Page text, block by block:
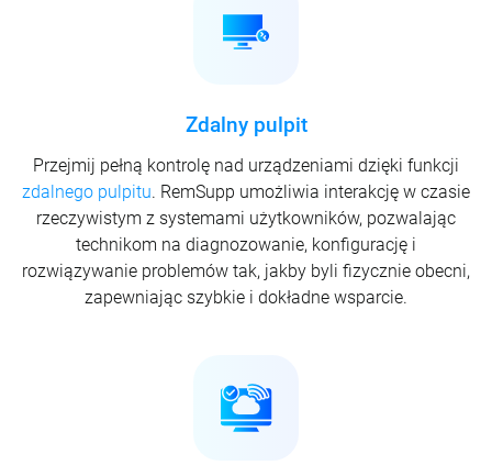
Zdalny pulpit
Przejmij pełną kontrolę nad urządzeniami dzięki funkcji
zdalnego pulpitu. RemSupp umożliwia interakcję w czasie
rzeczywistym z systemami użytkowników, pozwalając
technikom na diagnozowanie, konfigurację i
rozwiązywanie problemów tak, jakby byli fizycznie obecni,
zapewniając szybkie i dokładne wsparcie.